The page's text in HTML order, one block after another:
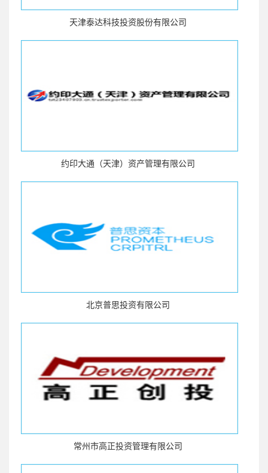
天津泰达科技投资股份有限公司
约印大通（天津）资产管理有限公司
北京普思投资有限公司
常州市高正投资管理有限公司